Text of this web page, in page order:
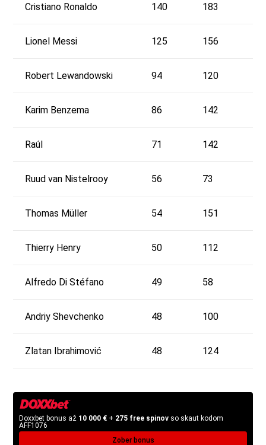
Cristiano Ronaldo 140 183
Lionel Messi 125 156
Robert Lewandowski 94 120
Karim Benzema 86 142
Raúl 71 142
Ruud van Nistelrooy 56 73
Thomas Müller 54 151
Thierry Henry 50 112
Alfredo Di Stéfano 49 58
Andriy Shevchenko 48 100
Zlatan Ibrahimović 48 124
Doxxbet bonus až 10 000 € + 275 free spinov so skaut kodom
AFF1076
Zober bonus